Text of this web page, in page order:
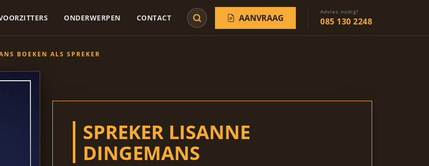
ONDERWERPEN CONTACT AANVRAAG
Advies nodig?
085 130 2248
BOEKEN ALS SPREKER
SPREKER LISANNE
DINGEMANS